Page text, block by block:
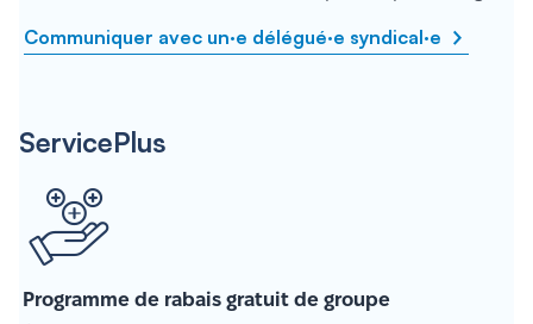
Communiquer avec un·e délégué·e syndical·e
ServicePlus
Programme de rabais gratuit de groupe